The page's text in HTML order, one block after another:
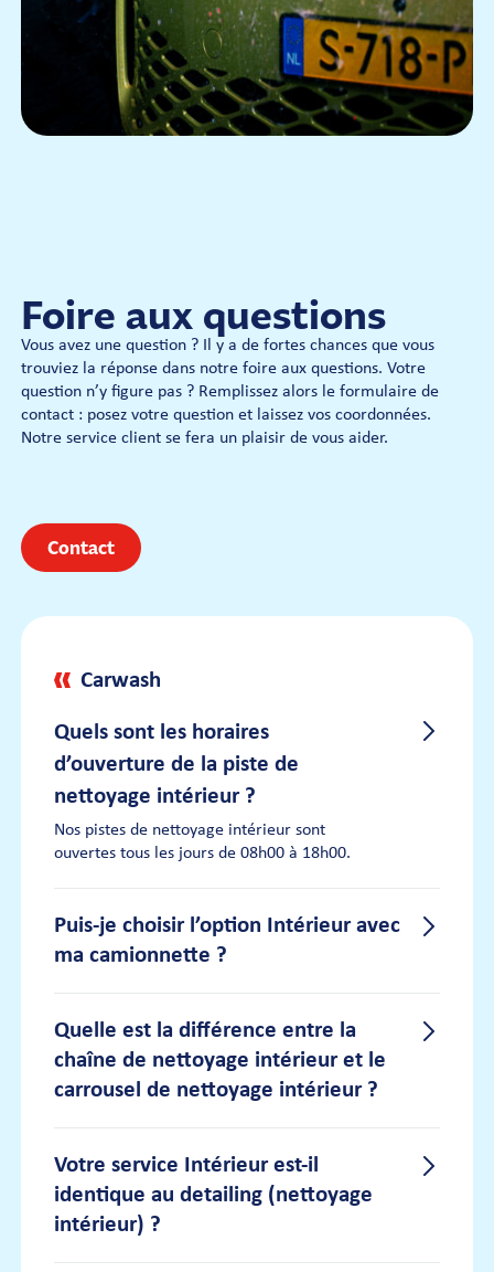
Foire aux questions
Vous avez une question ? Il y a de fortes chances que vous
trouviez la réponse dans notre foire aux questions. Votre
question n’y figure pas ? Remplissez alors le formulaire de
contact : posez votre question et laissez vos coordonnées.
Notre service client se fera un plaisir de vous aider.
Contact
Carwash
Quels sont les horaires
d’ouverture de la piste de
nettoyage intérieur ?
Nos pistes de nettoyage intérieur sont
ouvertes tous les jours de 08h00 à 18h00.
Puis-je choisir l’option Intérieur avec
ma camionnette ?
Puis-je choisir l’option Intérieur
avec ma camionnette ?
Empruntez-vous la voie réservée aux bus (à
signifie également que les abonnements
pour la voie réservée aux bus ne permettent
pas d’utiliser la piste de nettoyage intérieur.
Quelle est la différence entre la
chaîne de nettoyage intérieur et le
carrousel de nettoyage intérieur ?
Quelle est la différence entre la
chaîne de nettoyage intérieur et
le carrousel de nettoyage
Votre service Intérieur est-il
identique au detailing (nettoyage
intérieur) ?